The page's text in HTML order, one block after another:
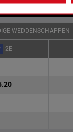
WEDDENSCHAPPEN
2E